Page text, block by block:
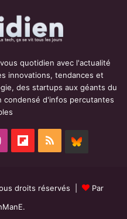
quotidien avec l'actualité
innovations, tendances et
des startups aux géants du
condensé d'infos percutantes
InstagramFlipboard
RSS
droits réservés |
Par